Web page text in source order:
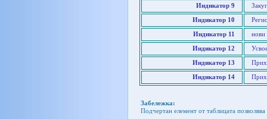
Индикатор 9
Индикатор 10
Индикатор 11 нови
Индикатор 12
Индикатор 13
Индикатор 14
Забележка:
Подчертан елемент от таблицата